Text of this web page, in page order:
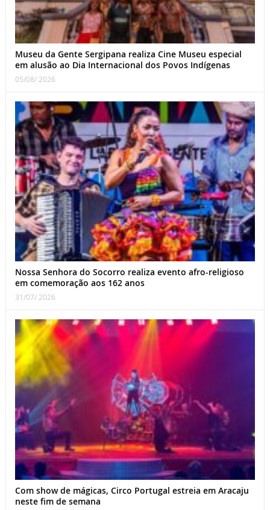
Museu da Gente Sergipana realiza Cine Museu especial
em alusão ao Dia Internacional dos Povos Indígenas
05/08/ 2026
Nossa Senhora do Socorro realiza evento afro-religioso
em comemoração aos 162 anos
31/07/ 2026
Com show de mágicas, Circo Portugal estreia em Aracaju
neste fim de semana